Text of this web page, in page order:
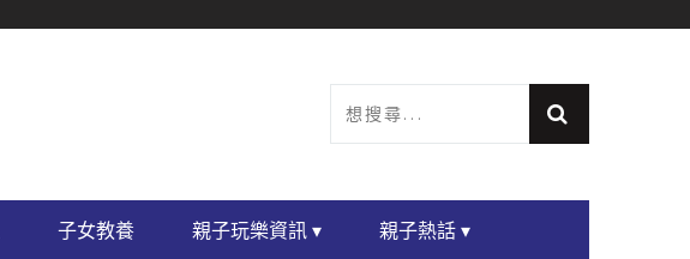
子女教養 親子玩樂資訊 ▾ 親子熱話 ▾